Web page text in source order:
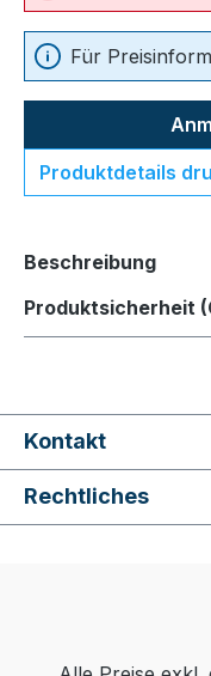
Für
Produktdetails
Beschreibung
Produktsicherheit
Kontakt
Rechtliches